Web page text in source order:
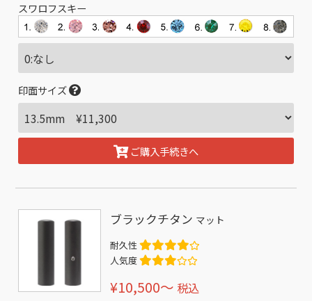
スワロフスキー
印面サイズ
ご購入手続きへ
ブラックチタン マット
耐久性
人気度
¥10,500〜 税込